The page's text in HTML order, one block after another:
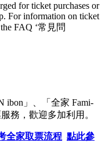
for ticket purchases or
For information on ticket
FAQ ‘常見問
ibon」、「全家 Fami-
務，歡迎多加利用。
全家取票流程 點此參